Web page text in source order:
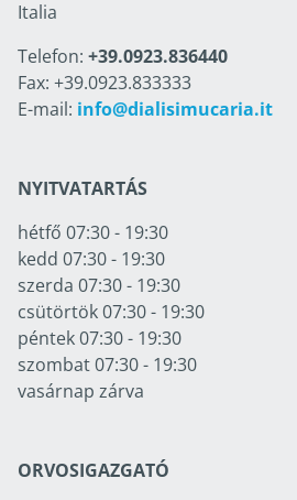
Italia
Telefon: +39.0923.836440
Fax: +39.0923.833333
E-mail: info@dialisimucaria.it
NYITVATARTÁS
hétfő 07:30 - 19:30
kedd 07:30 - 19:30
szerda 07:30 - 19:30
csütörtök 07:30 - 19:30
péntek 07:30 - 19:30
szombat 07:30 - 19:30
vasárnap zárva
ORVOSIGAZGATÓ